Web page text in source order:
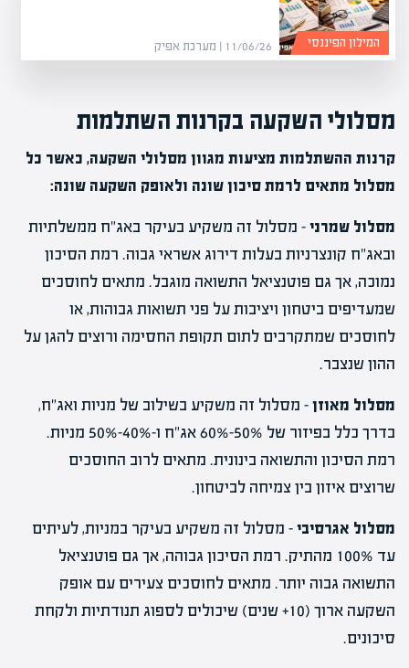
11/06/26 | מערכת אפיק המילון הפיננסי
מסלולי השקעה בקרנות השתלמות
קרנות ההשתלמות מציעות מגוון מסלולי השקעה, כאשר כל
מסלול מתאים לרמת סיכון שונה ולאופק השקעה שונה:
מסלול שמרני– מסלול זה משקיע בעיקר באג"ח ממשלתיות
ובאג"ח קונצרניות בעלות דירוג אשראי גבוה. רמת הסיכון
נמוכה, אך גם פוטנציאל התשואה מוגבל. מתאים לחוסכים
שמעדיפים ביטחון ויציבות על פני תשואות גבוהות, או
לחוסכים שמתקרבים לתום תקופת החסימה ורוצים להגן על
ההון שנצבר.
מסלול מאוזן– מסלול זה משקיע בשילוב של מניות ואג"ח,
בדרך כלל בפיזור של 50%-60% אג"ח ו-40%-50% מניות.
רמת הסיכון והתשואה בינונית. מתאים לרוב החוסכים
שרוצים איזון בין צמיחה לביטחון.
מסלול אגרסיבי– מסלול זה משקיע בעיקר במניות, לעיתים
עד 100% מהתיק. רמת הסיכון גבוהה, אך גם פוטנציאל
התשואה גבוה יותר. מתאים לחוסכים צעירים עם אופק
השקעה ארוך (10+ שנים) שיכולים לספוג תנודתיות ולקחת
סיכונים.